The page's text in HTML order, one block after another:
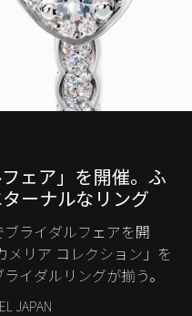
ェア」を開催。ふ
ーナルなリング
ライダルフェアを開
リア コレクション」を
イダルリングが揃う。
JAPAN